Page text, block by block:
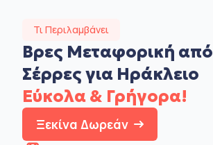
Τι Περιλαμβάνει
Βρες Μεταφορική από
Σέρρες για Ηράκλειο
Εύκολα & Γρήγορα!
Ξεκίνα Δωρεάν